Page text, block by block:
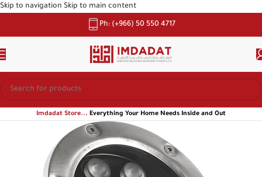
Skip to navigation Skip to main content
Ph: (+966) 50 550 4717
Imdadat Store... Everything Your Home Needs Inside and Out